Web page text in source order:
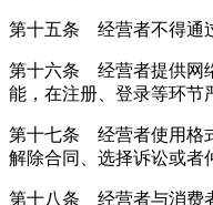
第十五条 经营者不得通
第十六条 经营者提供网
能，在注册、登录等环节
第十七条 经营者使用格
解除合同、选择诉讼或者
第十八条 经营者与消费